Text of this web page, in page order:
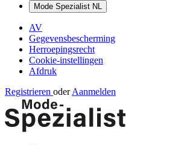
Mode Spezialist NL
AV
Gegevensbescherming
Herroepingsrecht
Cookie-instellingen
Afdruk
Registrieren oder Aanmelden